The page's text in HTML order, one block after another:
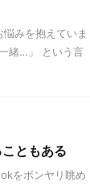
みを抱えていま
緒…」 という言
ともある
をボンヤリ眺め